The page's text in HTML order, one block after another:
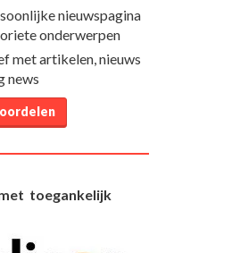
nieuwspagina
onderwerpen
met artikelen, nieuws
news
toegankelijk